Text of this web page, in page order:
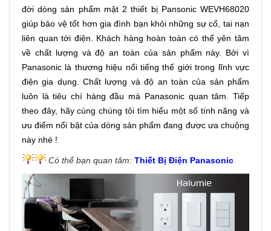
đời dòng sản phẩm mặt 2 thiết bị Pansonic WEVH68020
giúp bảo vệ tốt hơn gia đình bạn khỏi những sự cố, tai nạn
liên quan tới điện. Khách hàng hoàn toàn có thể yên tâm
về chất lượng và độ an toàn của sản phẩm này. Bởi vì
Panasonic là thương hiệu nổi tiếng thế giới trong lĩnh vực
điện gia dụng. Chất lượng và độ an toàn của sản phẩm
luôn là tiêu chí hàng đầu mà Panasonic quan tâm. Tiếp
theo đây, hãy cùng chúng tôi tìm hiểu một số tính năng và
ưu điểm nổi bật của dòng sản phẩm đang được ưa chuộng
này nhé !
Có thể bạn quan tâm: Thiết Bị Điện Panasonic